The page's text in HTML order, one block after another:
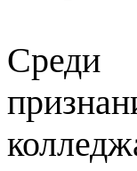
Среди